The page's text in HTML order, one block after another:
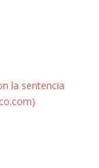
la sentencia